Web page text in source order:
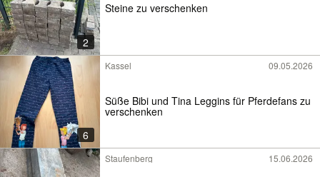
2
Steine zu verschenken
6
Kassel 09.05.2026
Süße Bibi und Tina Leggins für Pferdefans zu
verschenken
Staufenberg 15.06.2026